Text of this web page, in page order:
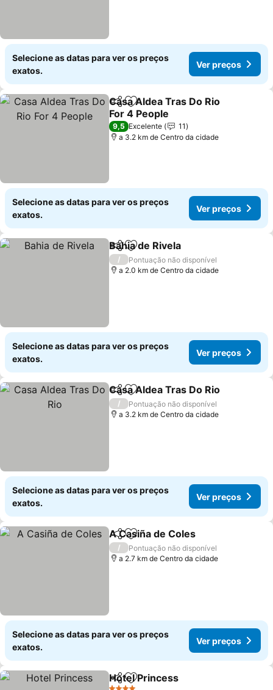
Selecione as datas para ver os preços
exatos.
Ver preços
PartilharAdicionar aos favoritos
Casa Aldea Tras Do Rio
For 4 People
9,5 Excelente
11
a 3.2 km de Centro da cidade
Selecione as datas para ver os preços
exatos.
Ver preços
PartilharAdicionar aos favoritos
Bahia de Rivela
/
Pontuação não disponível
a 2.0 km de Centro da cidade
Selecione as datas para ver os preços
exatos.
Ver preços
PartilharAdicionar aos favoritos
Casa Aldea Tras Do Rio
/
Pontuação não disponível
a 3.2 km de Centro da cidade
Selecione as datas para ver os preços
exatos.
Ver preços
PartilharAdicionar aos favoritos
A Casiña de Coles
/
Pontuação não disponível
a 2.7 km de Centro da cidade
Selecione as datas para ver os preços
exatos.
Ver preços
PartilharAdicionar aos favoritos
Hotel Princess